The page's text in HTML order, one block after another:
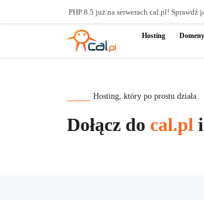
PHP 8.5 już na serwerach cal.pl! Sprawdź
Hosting Domeny
Hosting, który po prostu działa
Dołącz do cal.pl